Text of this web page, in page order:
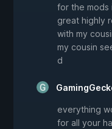
for the mods
great highly
with my
my cousin
d
everything
for all your